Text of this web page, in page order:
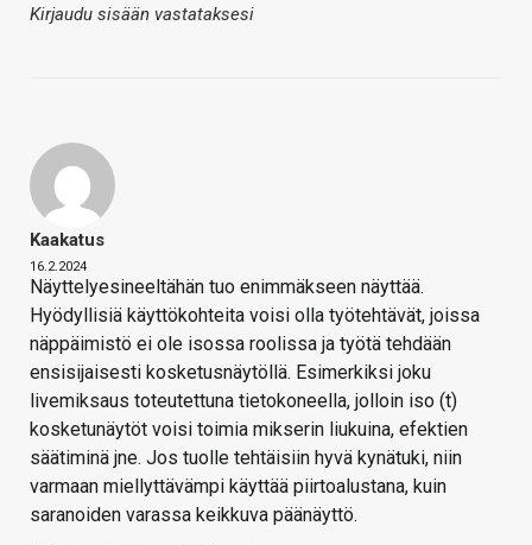
Kirjaudu sisään vastataksesi
Kaakatus
16.2.2024
Näyttelyesineeltähän tuo enimmäkseen näyttää.
Hyödyllisiä käyttökohteita voisi olla työtehtävät, joissa
näppäimistö ei ole isossa roolissa ja työtä tehdään
ensisijaisesti kosketusnäytöllä. Esimerkiksi joku
livemiksaus toteutettuna tietokoneella, jolloin iso (t)
kosketunäytöt voisi toimia mikserin liukuina, efektien
säätiminä jne. Jos tuolle tehtäisiin hyvä kynätuki, niin
varmaan miellyttävämpi käyttää piirtoalustana, kuin
saranoiden varassa keikkuva päänäyttö.